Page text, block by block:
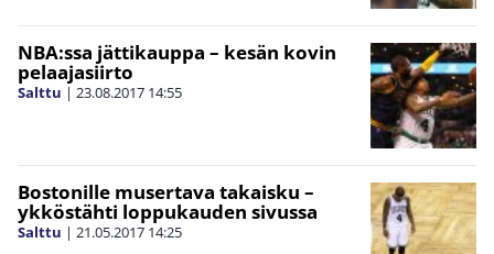
NBA:ssa jättikauppa – kesän kovin
pelaajasiirto
Salttu | 23.08.2017 14:55
Bostonille musertava takaisku –
ykköstähti loppukauden sivussa
Salttu | 21.05.2017 14:25